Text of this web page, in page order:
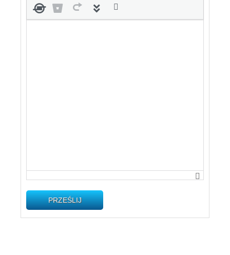
PRZEŚLIJ